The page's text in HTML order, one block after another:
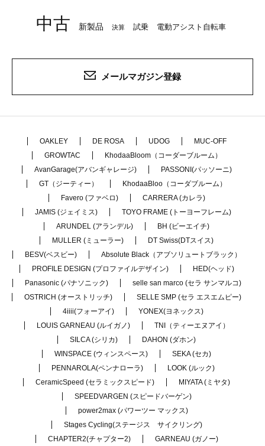
中古
新製品 決算 試乗 電動アシスト自転車
メールマガジン登録
OAKLEY DE ROSA UDOG
MUC-OFF
GROWTAC
KhodaaBloom（コーダーブルーム）
AvanGarage(アバンギャレージ)
PASSONI(パッソーニ)
GT（ジーティー）
KhodaaBloo（コーダブルーム）
Favero (ファベロ)
CARRERA (カレラ)
JAMIS (ジェイミス)
TOYO FRAME (トーヨーフレーム)
ARUNDEL (アランデル)
BH (ビーエイチ)
MULLER (ミューラー)
DT Swiss(DTスイス)
BESV(ベスビー)
Absolute Black（アブソリュートブラック）
PROFILE DESIGN (プロファイルデザイン)
HED(ヘッド)
Panasonic (パナソニック)
selle san marco (セラ サンマルコ)
OSTRICH (オーストリッチ)
SELLE SMP (セラ エスエムピー)
4iiii(フォーアイ)
YONEX(ヨネックス)
LOUIS GARNEAU (ルイガノ)
TNI（ティーエヌアイ）
SILCA (シリカ)
DAHON (ダホン)
WINSPACE (ウィンスペース)
SEKA (セカ)
PENNAROLA(ペンナローラ)
LOOK (ルック)
CeramicSpeed (セラミックスピード)
MIYATA (ミヤタ)
SPEEDVARGEN (スピードバーゲン)
power2max (パワーツー マックス)
Stages Cycling(ステージス サイクリング)
CHAPTER2(チャプター2)
GARNEAU (ガノー)